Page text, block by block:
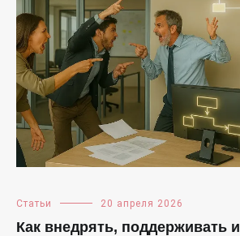
Статьи 20 апреля 2026
Как внедрять, поддерживать и